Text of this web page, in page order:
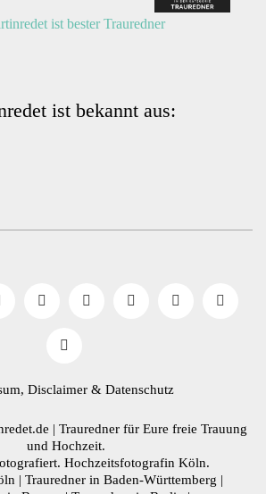
ist bekannt aus:
Disclaimer & Datenschutz
| Trauredner für Eure freie Trauung
und Hochzeit.
Hochzeitsfotografin Köln.
| Trauredner in Baden-Württemberg |